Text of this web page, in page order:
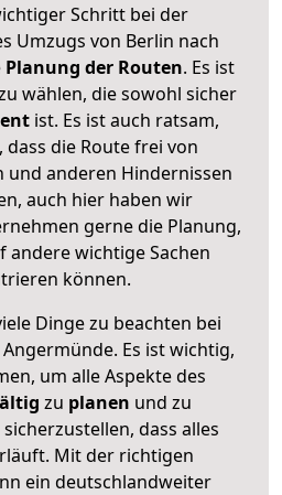
Schritt bei der
Umzugs von Berlin nach
Planung der Routen. Es ist
wählen, die sowohl sicher
ist. Es ist auch ratsam,
die Route frei von
anderen Hindernissen
auch hier haben wir
gerne die Planung,
andere wichtige Sachen
können.
Dinge zu beachten bei
Es ist wichtig,
um alle Aspekte des
zu planen und zu
sicherzustellen, dass alles
Mit der richtigen
ein deutschlandweiter